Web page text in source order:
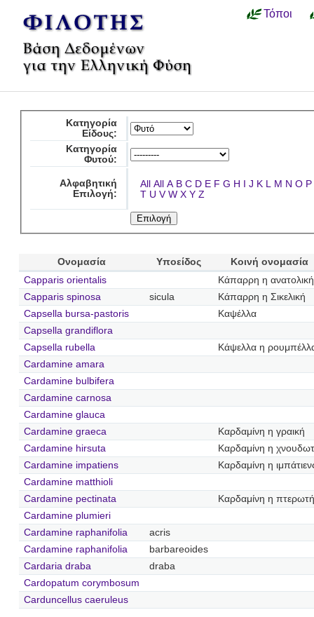
Τόποι
Κατηγορία
Είδους:
Κατηγορία
Φυτού:
Αλφαβητική
Επιλογή:
All All A B C D E F G H I J K L M N O P
T U V W X Y Z
Ονομασία Υποείδος
Κοινή ονομασία
Capparis orientalis
Κάπαρρη η ανατολική
Capparis spinosa
sicula
Κάπαρρη η Σικελική
Capsella bursa-pastoris
Καψέλλα
Capsella grandiflora
Capsella rubella
Κάψελλα η
Cardamine amara
Cardamine bulbifera
Cardamine carnosa
Cardamine glauca
Cardamine graeca
Καρδαμίνη η γραική
Cardamine hirsuta
Καρδαμίνη η
Cardamine impatiens
Καρδαμίνη η
Cardamine matthioli
Cardamine pectinata
Καρδαμίνη η πτερωτή
Cardamine plumieri
Cardamine raphanifolia
acris
Cardamine raphanifolia
barbareoides
Cardaria draba
draba
Cardopatum corymbosum
Carduncellus caeruleus